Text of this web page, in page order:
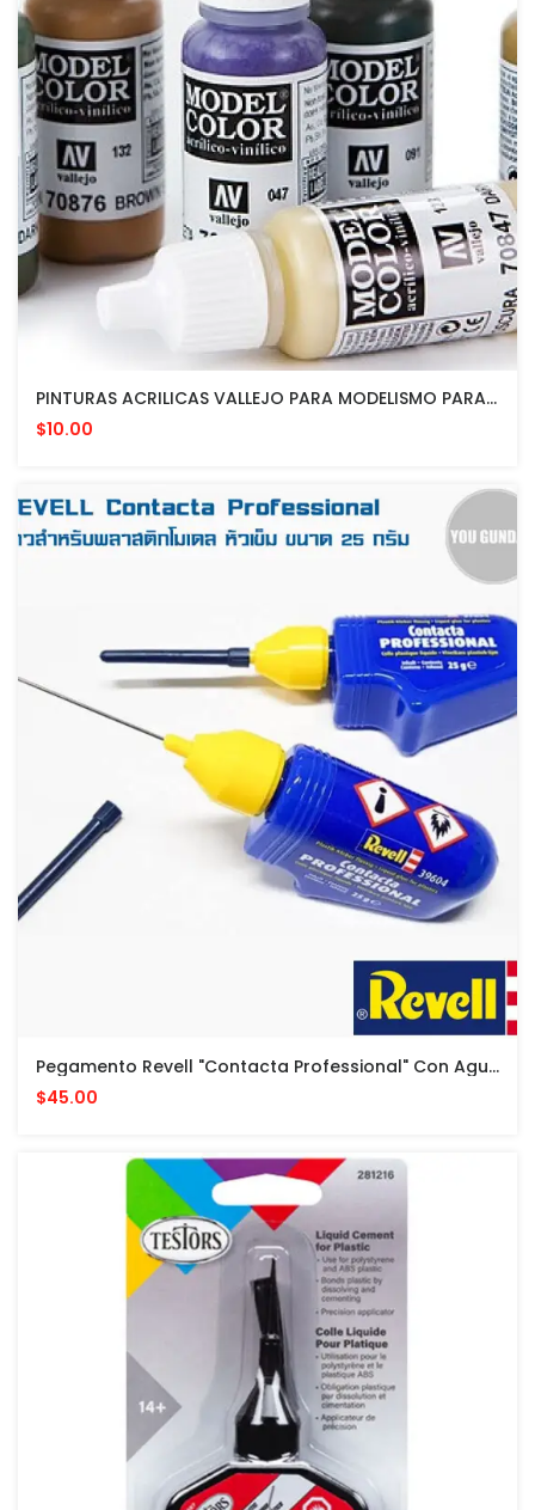
PINTURAS ACRILICAS VALLEJO PARA MODELISMO PARA APLICAR CON PINCEL O AEROGRAFO
$10.00
Pegamento Revell "Contacta Professional" Con Aguja - 25 G - Cemento Para Modelos Plasticos
$45.00